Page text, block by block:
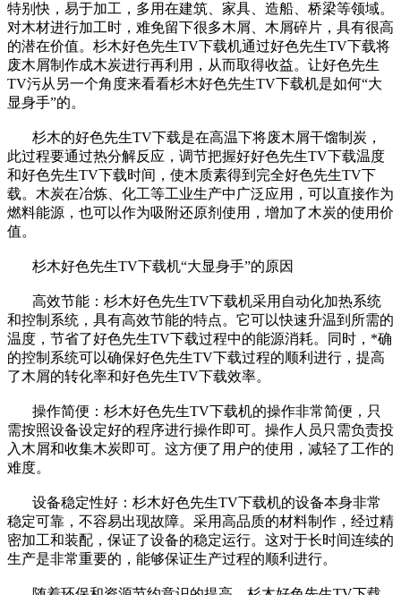
特别快，易于加工，多用在建筑、家具、造船、桥梁等领域。
对木材进行加工时，难免留下很多木屑、木屑碎片，具有很高
的潜在价值。杉木好色先生TV下载机通过好色先生TV下载将
废木屑制作成木炭进行再利用，从而取得收益。让好色先生
TV污从另一个角度来看看杉木好色先生TV下载机是如何“大
显身手”的。
杉木的好色先生TV下载是在高温下将废木屑干馏制炭，
此过程要通过热分解反应，调节把握好好色先生TV下载温度
和好色先生TV下载时间，使木质素得到完全好色先生TV下
载。木炭在冶炼、化工等工业生产中广泛应用，可以直接作为
燃料能源，也可以作为吸附还原剂使用，增加了木炭的使用价
值。
杉木好色先生TV下载机“大显身手”的原因
高效节能：杉木好色先生TV下载机采用自动化加热系统
和控制系统，具有高效节能的特点。它可以快速升温到所需的
温度，节省了好色先生TV下载过程中的能源消耗。同时，*确
的控制系统可以确保好色先生TV下载过程的顺利进行，提高
了木屑的转化率和好色先生TV下载效率。
操作简便：杉木好色先生TV下载机的操作非常简便，只
需按照设备设定好的程序进行操作即可。操作人员只需负责投
入木屑和收集木炭即可。这方便了用户的使用，减轻了工作的
难度。
设备稳定性好：杉木好色先生TV下载机的设备本身非常
稳定可靠，不容易出现故障。采用高品质的材料制作，经过精
密加工和装配，保证了设备的稳定运行。这对于长时间连续的
生产是非常重要的，能够保证生产过程的顺利进行。